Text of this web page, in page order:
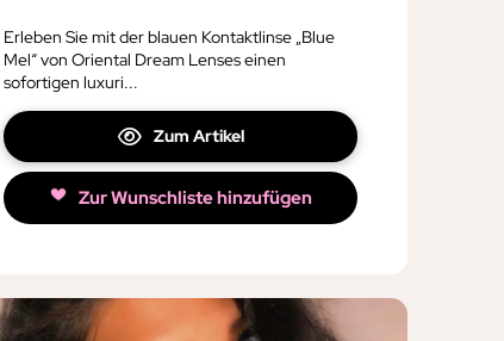
war:
39,99€
ist:
29,00€.
Erleben Sie mit der blauen Kontaktlinse „Blue
Mel“ von Oriental Dream Lenses einen
sofortigen luxuri...
Zum Artikel
Zur Wunschliste hinzufügen